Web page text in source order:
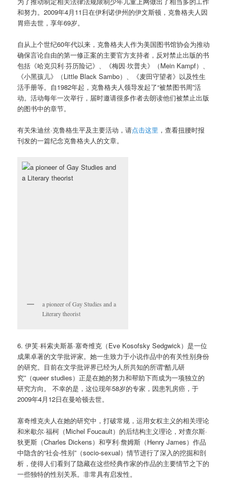
和努力。2009年4月11日在伊利诺伊州的伊文斯顿，克鲁格夫人因
胃癌去世，享年69岁。
自从上个世纪60年代以来，克鲁格夫人作为美国图书馆协会为推动
确保言论自由的第一修正案的主要官方支持者，反对禁止出版的书
包括《哈克贝利·芬历险记》、《梅因·坎普夫》（Mein Kampf）、
《小黑孩儿》（Little Black Sambo）、《麦田守望者》以及性生
活手册等。自1982年起，克鲁格夫人领导发起了“被禁图书周”活
动。活动每年一次举行，届时邀请很多作者去朗读他们被禁止出版
的图书中的章节。
有关朱迪丝·克鲁格生平及主要活动，请点击这里 ，查看扭腰时报
刊发的一篇纪念克鲁格夫人的文章。
a pioneer of Gay Studies and a
Literary theorist
6. 伊芙·科索夫斯基·塞奇维克（Eve Kosofsky Sedgwick）是一位
成果卓著的文学批评家。她一生致力于小说作品中的有关性别身份
的研究。目前在文学批评界已经为人所共知的所谓“酷儿研
究”（queer studies）正是在她的努力和帮助下而成为一项独立的
研究方向。 不幸的是，这位现年58岁的专家，因患乳房癌，于
2009年4月12日在曼哈顿去世。
塞奇维克夫人在她的研究中，打破常规，运用女权主义的相关理论
和米歇尔·福柯（Michel Foucault）的后结构主义理论，对查尔斯·
狄更斯（Charles Dickens）和亨利·詹姆斯（Henry James）作品
中隐含的“社会-性别”（socio-sexual）情节进行了深入的挖掘和剖
析，使得人们看到了隐藏在这些经典作家的作品的主要情节之下的
一些独特的性别关系。非常具有启发性。